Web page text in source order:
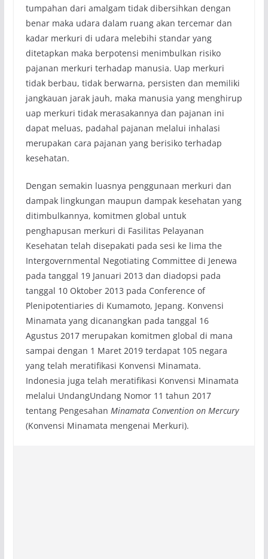
tumpahan dari amalgam tidak dibersihkan dengan
benar maka udara dalam ruang akan tercemar dan
kadar merkuri di udara melebihi standar yang
ditetapkan maka berpotensi menimbulkan risiko
pajanan merkuri terhadap manusia. Uap merkuri
tidak berbau, tidak berwarna, persisten dan memiliki
jangkauan jarak jauh, maka manusia yang menghirup
uap merkuri tidak merasakannya dan pajanan ini
dapat meluas, padahal pajanan melalui inhalasi
merupakan cara pajanan yang berisiko terhadap
kesehatan.
Dengan semakin luasnya penggunaan merkuri dan
dampak lingkungan maupun dampak kesehatan yang
ditimbulkannya, komitmen global untuk
penghapusan merkuri di Fasilitas Pelayanan
Kesehatan telah disepakati pada sesi ke lima the
Intergovernmental Negotiating Committee di Jenewa
pada tanggal 19 Januari 2013 dan diadopsi pada
tanggal 10 Oktober 2013 pada Conference of
Plenipotentiaries di Kumamoto, Jepang. Konvensi
Minamata yang dicanangkan pada tanggal 16
Agustus 2017 merupakan komitmen global di mana
sampai dengan 1 Maret 2019 terdapat 105 negara
yang telah meratifikasi Konvensi Minamata.
Indonesia juga telah meratifikasi Konvensi Minamata
melalui Undang­Undang Nomor 11 tahun 2017
tentang Pengesahan Minamata Convention on Mercury
(Konvensi Minamata mengenai Merkuri).